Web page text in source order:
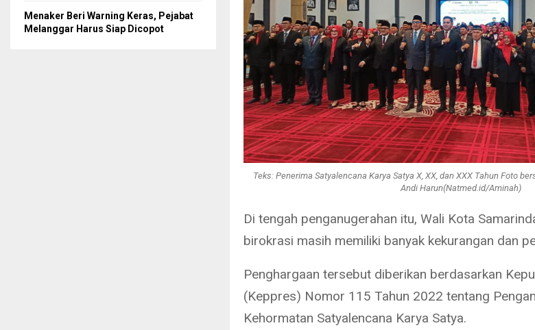
Teks: Penerima Satyalencana Karya Satya X, XX, dan XXX Tahun Foto
Andi Harun(Natmed.id/Aminah)
Di tengah penganugerahan itu, Wali Kota
birokrasi masih memiliki banyak kekurangan dan
Penghargaan tersebut diberikan berdasarkan
(Keppres) Nomor 115 Tahun 2022 tentang
Kehormatan Satyalencana Karya Satya.
Menaker Beri Warning Keras, Pejabat
Melanggar Harus Siap Dicopot